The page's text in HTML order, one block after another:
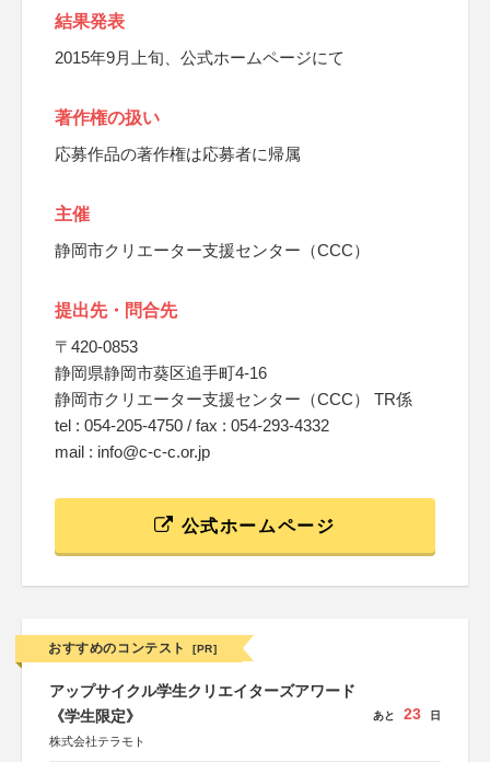
結果発表
2015年9月上旬、公式ホームページにて
著作権の扱い
応募作品の著作権は応募者に帰属
主催
静岡市クリエーター支援センター（CCC）
提出先・問合先
〒420-0853
静岡県静岡市葵区追手町4-16
静岡市クリエーター支援センター（CCC） TR係
tel : 054-205-4750 / fax : 054-293-4332
mail : info@c-c-c.or.jp
公式ホームページ
おすすめのコンテスト [PR]
アップサイクル学生クリエイターズアワード
《学生限定》
株式会社テラモト
あと 23 日